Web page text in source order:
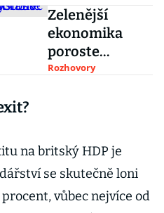
Zelenější
ekonomika
poroste
rychleji, říká
summit OSN
Rozhovory
na britský HDP je
se skutečně loni
vůbec nejvíce od